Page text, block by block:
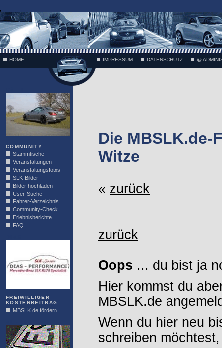
;
HOME IMPRESSUM DATENSCHUTZ @
COMMUNITY
Stammtische
Veranstaltungen
Veranstaltungsfotos
SLK-Bilder
Bilder hochladen
User-Suche
Fahrer-Verzeichnis
Community-Check
Erlebnisberichte
FAQ
FREIWILLIGER
KOSTENBEITRAG
MBSLK.de fördern
Die MBSLK.de-
Witze
« zurück
zurück
Oops ... du bist ja
Hier kommst du
MBSLK.de
Wenn du hier neu
schreiben möchtest,